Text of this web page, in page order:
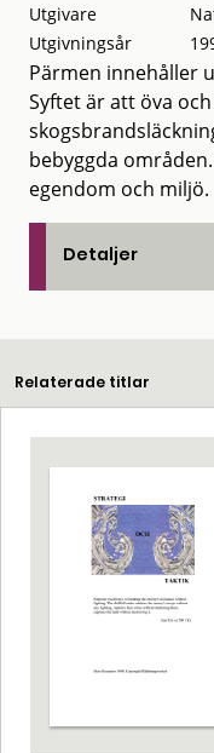
Utgivare
Utgivningsår
Pärmen innehåller
Syftet är att öva
bebyggda
egendom och miljö.
Detaljer
Relaterade titlar